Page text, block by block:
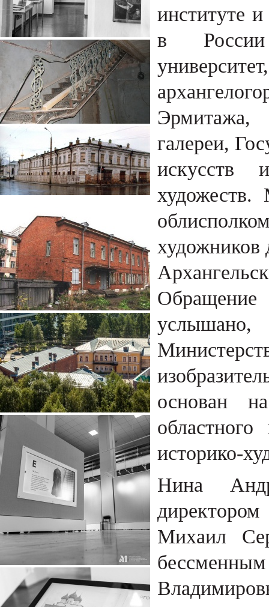
институте
в России
Эрмитажа,
галереи,
художеств.
художников
услышано,
основан
областного
историко-
Нина
Михаил